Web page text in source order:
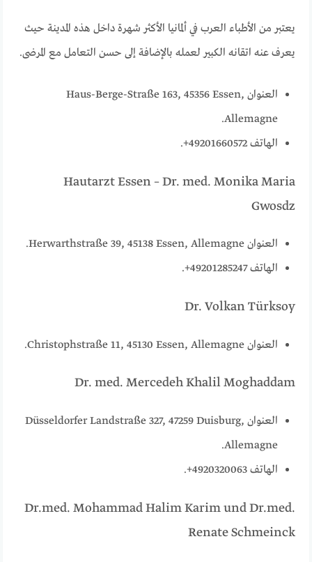
يعتبر من الأطباء العرب في ألمانيا الأكثر شهرة داخل هذه المدينة حيث
يعرف عنه اتقانه الكبير لعمله بالإضافة إلى حسن التعامل مع المرضى.
العنوان Haus-Berge-Straße 163, 45356 Essen,
Allemagne.
الهاتف 49201660572+.
Hautarzt Essen – Dr. med. Monika Maria
Gwosdz
العنوان Herwarthstraße 39, 45138 Essen, Allemagne.
الهاتف 49201285247+.
Dr. Volkan Türksoy
العنوان Christophstraße 11, 45130 Essen, Allemagne.
Dr. med. Mercedeh Khalil Moghaddam
العنوان Düsseldorfer Landstraße 327, 47259 Duisburg,
Allemagne.
الهاتف 4920320063+.
Dr.med. Mohammad Halim Karim und Dr.med.
Renate Schmeinck